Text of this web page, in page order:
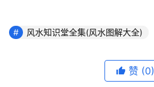
风水知识堂全集(风水图解大全)
赞 (0)